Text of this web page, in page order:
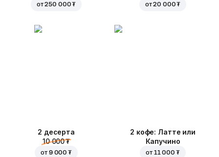
от250 000 ₮ от20 000 ₮
2 десерта
10 000 ₮
от 9 000 ₮
2 кофе: Латте или
Капучино
от 11 000 ₮